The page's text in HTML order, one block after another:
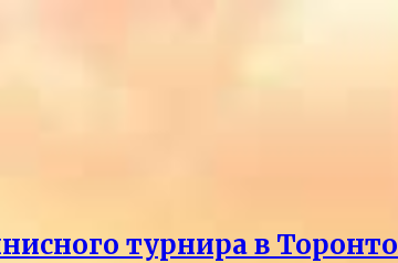
турнира в Торонто